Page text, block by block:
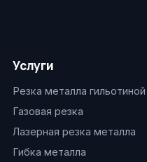
Услуги
Резка металла гильотиной
Газовая резка
Лазерная резка металла
Гибка металла